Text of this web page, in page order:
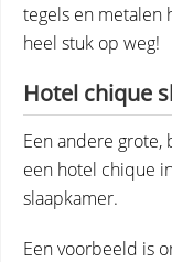
tegels en metalen
heel stuk op weg!
Hotel chique
Een andere
een hotel chique
slaapkamer.
Een voorbeeld is